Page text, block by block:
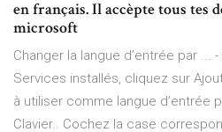
en français. Il accèpte tous tes
microsoft
Changer la langue d’entrée par
Services installés, cliquez sur
à utiliser comme langue d’entrée
Clavier.. Cochez la case